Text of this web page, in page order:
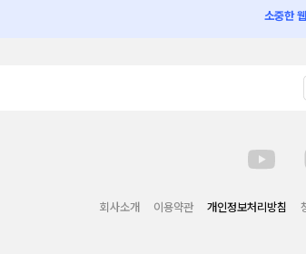
소중한
회사소개 이용약관 개인정보처리방침